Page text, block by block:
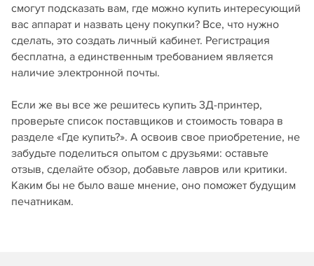
смогут подсказать вам, где можно купить интересующий
вас аппарат и назвать цену покупки? Все, что нужно
сделать, это создать личный кабинет. Регистрация
бесплатна, а единственным требованием является
наличие электронной почты.
Если же вы все же решитесь купить 3Д-принтер,
проверьте список поставщиков и стоимость товара в
разделе «Где купить?». А освоив свое приобретение, не
забудьте поделиться опытом с друзьями: оставьте
отзыв, сделайте обзор, добавьте лавров или критики.
Каким бы не было ваше мнение, оно поможет будущим
печатникам.